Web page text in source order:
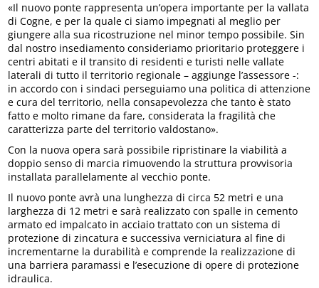
«Il nuovo ponte rappresenta un’opera importante per la vallata
di Cogne, e per la quale ci siamo impegnati al meglio per
giungere alla sua ricostruzione nel minor tempo possibile. Sin
dal nostro insediamento consideriamo prioritario proteggere i
centri abitati e il transito di residenti e turisti nelle vallate
laterali di tutto il territorio regionale – aggiunge l’assessore -:
in accordo con i sindaci perseguiamo una politica di attenzione
e cura del territorio, nella consapevolezza che tanto è stato
fatto e molto rimane da fare, considerata la fragilità che
caratterizza parte del territorio valdostano».
Con la nuova opera sarà possibile ripristinare la viabilità a
doppio senso di marcia rimuovendo la struttura provvisoria
installata parallelamente al vecchio ponte.
Il nuovo ponte avrà una lunghezza di circa 52 metri e una
larghezza di 12 metri e sarà realizzato con spalle in cemento
armato ed impalcato in acciaio trattato con un sistema di
protezione di zincatura e successiva verniciatura al fine di
incrementarne la durabilità e comprende la realizzazione di
una barriera paramassi e l’esecuzione di opere di protezione
idraulica.